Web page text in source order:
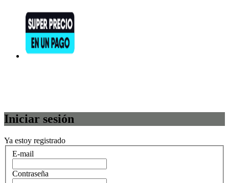
Iniciar sesión
Ya estoy registrado
E-mail
Contraseña